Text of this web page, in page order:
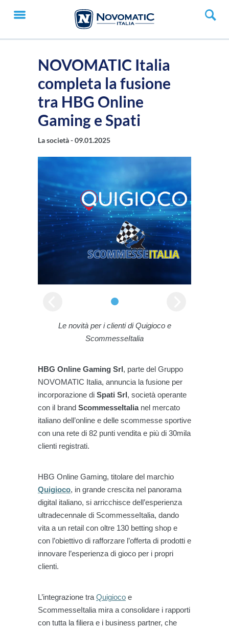
NOVOMATIC Italia
completa la fusione
tra HBG Online
Gaming e Spati
La società -09.01.2025
Le novità per i clienti di Quigioco e
ScommesseItalia
HBG Online Gaming Srl , parte del Gruppo
NOVOMATIC Italia, annuncia la fusione per
incorporazione di Spati Srl , società operante
con il brand ScommesseItalianel mercato
italiano dell’online e delle scommesse sportive
con una rete di 82 punti vendita e più di 30mila
clienti registrati.
HBG Online Gaming, titolare del marchio
Quigioco, in grande crescita nel panorama
digital italiano, si arricchisce dell’esperienza
ultradecennale di ScommesseItalia, dando
vita a un retail con oltre 130 betting shop e
con l’obiettivo di rafforzare l’offerta di prodotti e
innovare l’esperienza di gioco per i propri
clienti.
L’integrazione traQuigioco e
ScommesseItalia mira a consolidare i rapporti
con tutta la filiera e i business partner, che